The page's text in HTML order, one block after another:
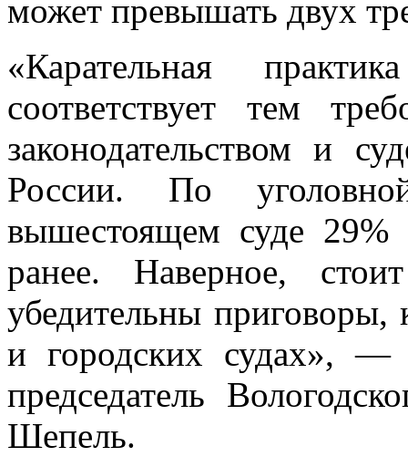
может превышать двух
«Карательная
соответствует тем
законодательством и
России. По
вышестоящем суде
ранее. Наверное,
убедительны приговоры,
и городских судах», —
председатель
Шепель.